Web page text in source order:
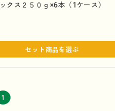
クス２５０ｇ×6本（1ケース）
セット商品を選ぶ
1